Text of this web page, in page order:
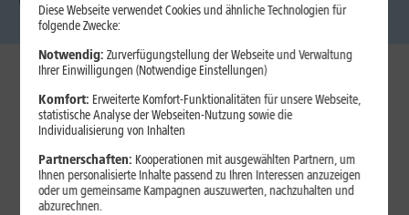
Glasfaser Internet Handys
Mobilfunk-
Laptops
1&1 Internet
Jetzt unterbrechungsfrei ins sehr gute Netz wechseln.
Ohne doppelte Kosten.*
Diese Webseite verwendet Cookies und ähnliche Technologien für
folgende Zwecke:
Notwendig: Zurverfügungstellung der Webseite und Verwaltung
Ihrer Einwilligungen (Notwendige Einstellungen)
Komfort: Erweiterte Komfort-Funktionalitäten für unsere Webseite,
statistische Analyse der Webseiten-Nutzung sowie die
Individualisierung von Inhalten
Partnerschaften: Kooperationen mit ausgewählten Partnern, um
Ihnen personalisierte Inhalte passend zu Ihren Interessen anzuzeigen
oder um gemeinsame Kampagnen auszuwerten, nachzuhalten und
abzurechnen.